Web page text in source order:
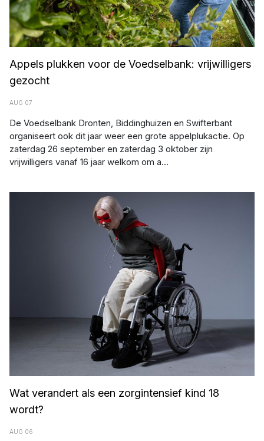
Appels plukken voor de Voedselbank: vrijwilligers
gezocht
AUG 07
De Voedselbank Dronten, Biddinghuizen en Swifterbant
organiseert ook dit jaar weer een grote appelplukactie. Op
zaterdag 26 september en zaterdag 3 oktober zijn
vrijwilligers vanaf 16 jaar welkom om a...
Afbeelding: De Meerpaal
Wat verandert als een zorgintensief kind 18
wordt?
AUG 06